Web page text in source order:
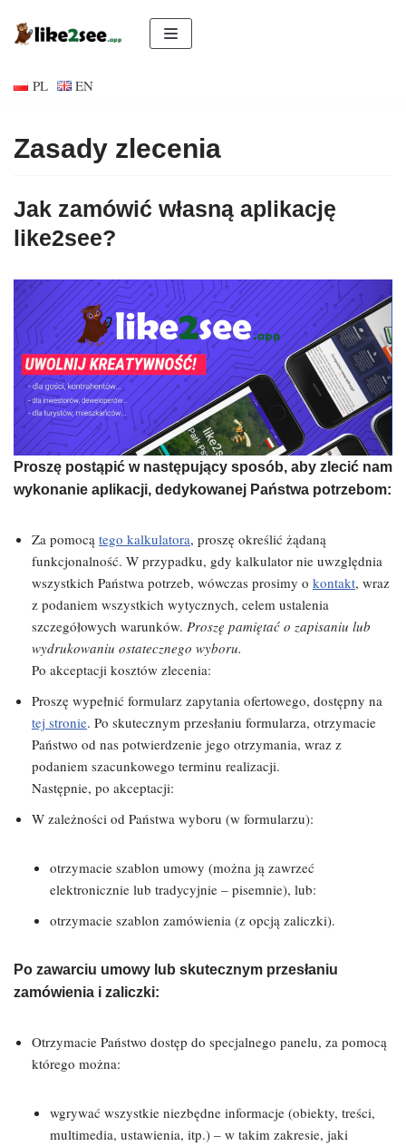
Przejdź
treści
PL EN
Zasady zlecenia
Jak zamówić własną aplikację
like2see?
Proszę postąpić w następujący sposób, aby zlecić nam
wykonanie aplikacji, dedykowanej Państwa potrzebom:
Za pomocą tego kalkulatora, proszę określić żądaną
funkcjonalność. W przypadku, gdy kalkulator nie uwzględnia
wszystkich Państwa potrzeb, wówczas prosimy o kontakt, wraz
z podaniem wszystkich wytycznych, celem ustalenia
szczegółowych warunków. Proszę pamiętać o zapisaniu lub
wydrukowaniu ostatecznego wyboru.
Po akceptacji kosztów zlecenia:
Proszę wypełnić formularz zapytania ofertowego, dostępny na
tej stronie. Po skutecznym przesłaniu formularza, otrzymacie
Państwo od nas potwierdzenie jego otrzymania, wraz z
podaniem szacunkowego terminu realizacji.
Następnie, po akceptacji:
W zależności od Państwa wyboru (w formularzu):
otrzymacie szablon umowy (można ją zawrzeć
elektronicznie lub tradycyjnie – pisemnie), lub:
otrzymacie szablon zamówienia (z opcją zaliczki).
Po zawarciu umowy lub skutecznym przesłaniu
zamówienia i zaliczki:
Otrzymacie Państwo dostęp do specjalnego panelu, za pomocą
którego można:
wgrywać wszystkie niezbędne informacje (obiekty, treści,
multimedia, ustawienia, itp.) – w takim zakresie, jaki